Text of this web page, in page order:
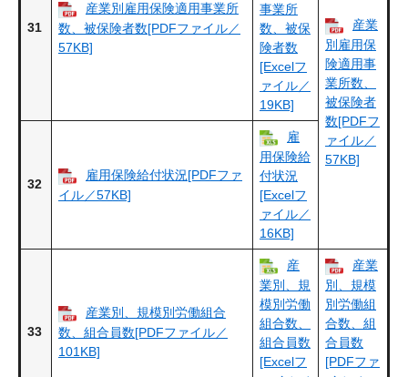
31
産業別雇用保険適用事業所
数、被保険者数[PDFファイル／
57KB]
事業所
数、被保
険者数
[Excelフ
ァイル／
19KB]
産業
別雇用保
険適用事
業所数、
被保険者
数[PDFフ
ァイル／
57KB]
32
雇用保険給付状況[PDFファ
イル／57KB]
雇
用保険給
付状況
[Excelフ
ァイル／
16KB]
33
産業別、規模別労働組合
数、組合員数[PDFファイル／
101KB]
産
業別、規
模別労働
組合数、
組合員数
[Excelフ
産業
別、規模
別労働組
合数、組
合員数
[PDFファ